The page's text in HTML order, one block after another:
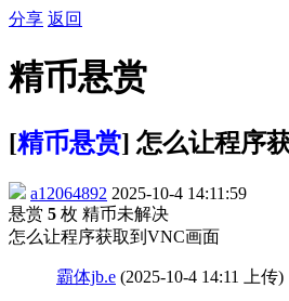
分享 返回
精币悬赏
[精币悬赏] 怎么让程序
a12064892 2025-10-4 14:11:59
悬赏 5 枚 精币未解决
怎么让程序获取到VNC画面
霸体jb.e (2025-10-4 14:11 上传)